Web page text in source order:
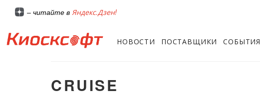
– читайте в Яндекс.Дзен!
НОВОСТИ ПОСТАВЩИКИ СОБЫТИЯ
CRUISE